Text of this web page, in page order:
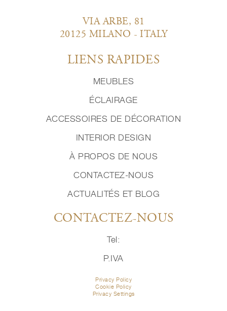
VIA ARBE, 81
20125 MILANO - ITALY
LIENS RAPIDES
MEUBLES
ÉCLAIRAGE
ACCESSOIRES DE DÉCORATION
INTERIOR DESIGN
À PROPOS DE NOUS
CONTACTEZ-NOUS
ACTUALITÉS ET BLOG
CONTACTEZ-NOUS
Tel:
P.IVA
Privacy Policy
Cookie Policy
Privacy Settings